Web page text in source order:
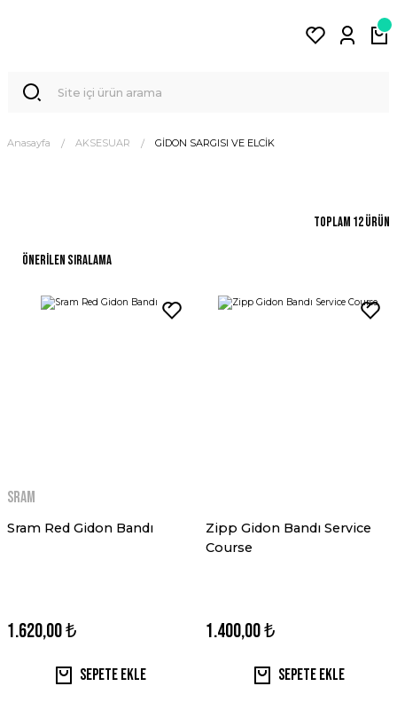
Anasayfa AKSESUAR GİDON SARGISI VE ELCİK
Toplam 12 ürün
Sram
Sram Red Gidon Bandı
1.620,00 ₺
Sepete Ekle
Zipp Gidon Bandı Service
Course
1.400,00 ₺
Sepete Ekle